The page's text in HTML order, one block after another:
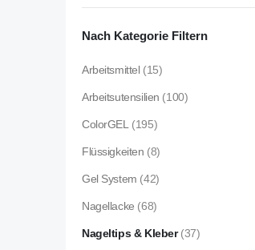
Nach Kategorie Filtern
Arbeitsmittel (15)
Arbeitsutensilien (100)
ColorGEL (195)
Flüssigkeiten (8)
Gel System (42)
Nagellacke (68)
Nageltips & Kleber (37)